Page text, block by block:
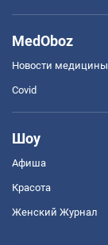
MedOboz
Новости медицины
Covid
Шоу
Афиша
Красота
Женский Журнал